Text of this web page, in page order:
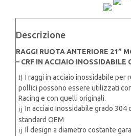
CON
quantità
Descrizione
RAGGI RUOTA ANTERIORE 21”
– CRF IN ACCIAIO INOSSIDABILE
I raggi in acciaio inossidabile per
pollici possono essere utilizzati
Racing e con quelli originali.
In acciaio inossidabile grado 304
standard OEM
Il design a diametro costante